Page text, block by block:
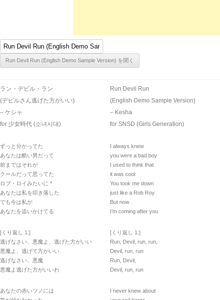
ラン・デビル・ラン
(デビルさん逃げた方がいい)
– ケシャ
for 少女時代 (소녀시대)
ずっと分かってた
あなたは酷い男だって
前まではそれが
クールだって思ってた
ロブ・ロイみたいに *
あなたは私を叩き落した
でも今は私が
あなたを追いかけてる
[くり返し 1:]
逃げなさい、悪魔よ、逃げた方がいい
悪魔よ、逃げて方がいい
逃げなさい、悪魔
悪魔よ逃げた方がいいわ
あなたの赤いツノには
Run Devil Run
(English Demo Sample Version)
– Kesha
for SNSD (Girls Generation)
I always knew
you were a bad boy
I used to think that
it was cool
You took me down
just like a Rob Roy
But now
I’m coming after you
[くり返し 1:]
Run, Devil, run, run,
Devil, run, run
Run, Devil,
Devil, run, run
I never knew about